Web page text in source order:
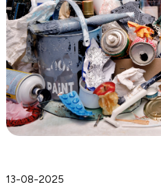
13-08-2025